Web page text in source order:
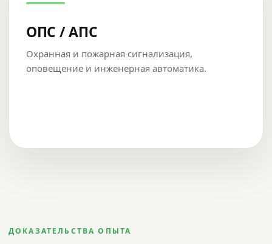
ОПС / АПС
Охранная и пожарная сигнализация,
оповещение и инженерная автоматика.
ДОКАЗАТЕЛЬСТВА ОПЫТА